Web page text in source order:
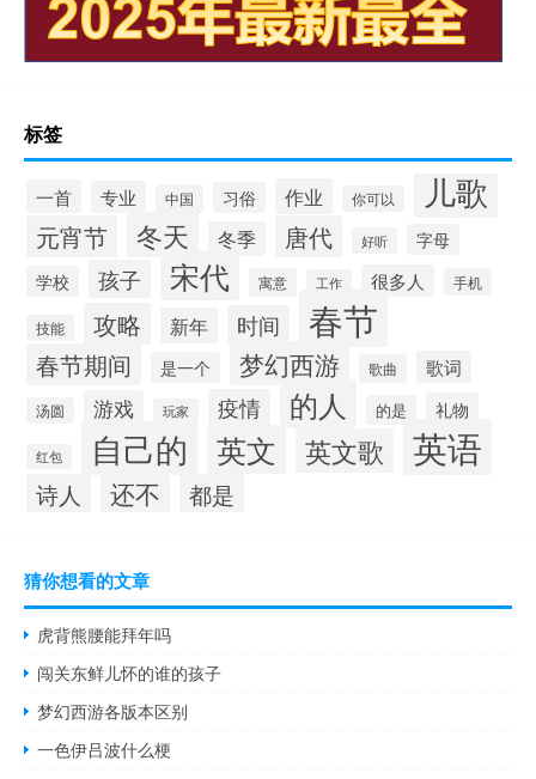
标签
一首 专业 中国 习俗 作业 你可以 儿歌
元宵节 冬天 冬季 唐代 好听
字母
学校
孩子 宋代 寓意 工作 很多人 手机
技能 攻略 新年 时间 春节
春节期间 是一个 梦幻西游 歌曲 歌词
汤圆 游戏 玩家 疫情 的人 的是 礼物
红包 自己的 英文 英文歌 英语
诗人 还不 都是
猜你想看的文章
虎背熊腰能拜年吗
闯关东鲜儿怀的谁的孩子
梦幻西游各版本区别
一色伊吕波什么梗